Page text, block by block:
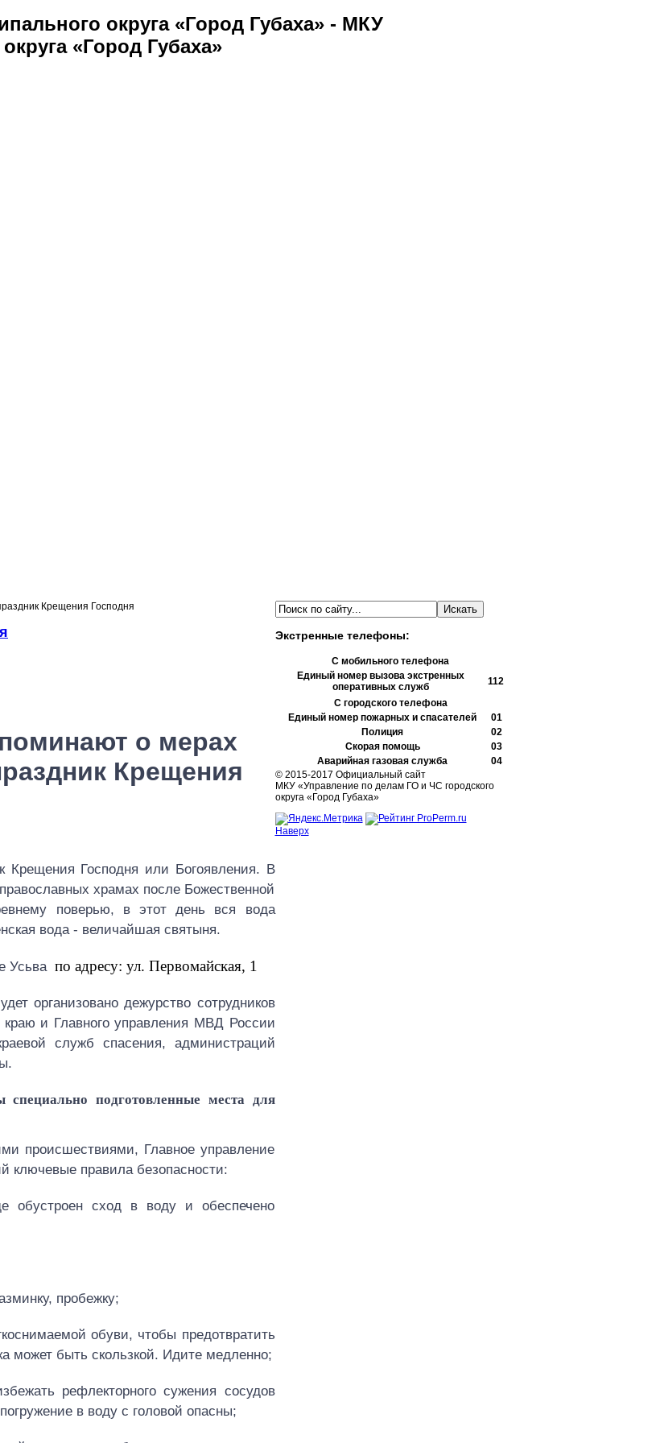
округа «Город Губаха» - МКУ
«Город Губаха»
Крещения Господня
о мерах
Крещения
Крещения Господня или Богоявления. В
храмах после Божественной
поверью, в этот день вся вода
вода - величайшая святыня.
Усьва по адресу: ул. Первомайская, 1
организовано дежурство сотрудников
и Главного управления МВД России
служб спасения, администраций
подготовленные места для
происшествиями, Главное управление
ключевые правила безопасности:
обустроен сход в воду и обеспечено
пробежку;
обуви, чтобы предотвратить
может быть скользкой. Идите медленно;
рефлекторного сужения сосудов
в воду с головой опасны;
Экстренные телефоны:
С мобильного телефона
Единый номер вызова экстренных
оперативных служб
112
С городского телефона
Единый номер пожарных и спасателей
01
Полиция
02
Скорая помощь
03
Аварийная газовая служба
04
© 2015-2017 Официальный сайт
МКУ «Управление по делам ГО и ЧС городского
округа «Город Губаха»
Наверх